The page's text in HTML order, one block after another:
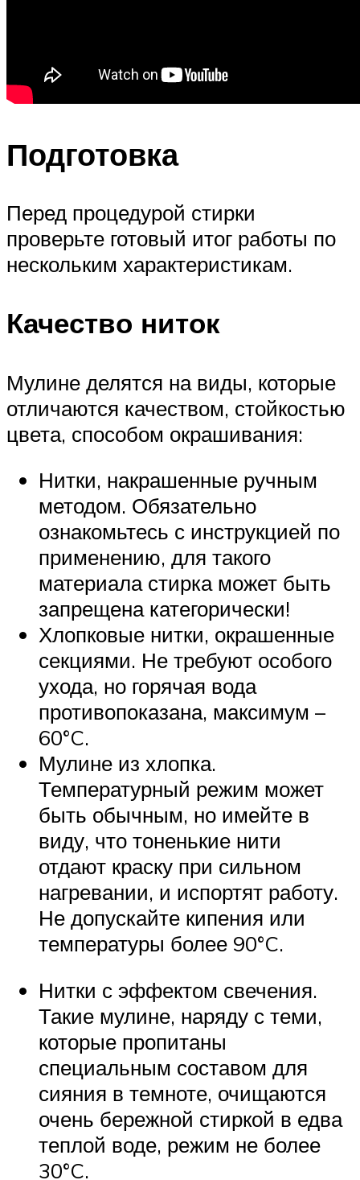
Подготовка
Перед процедурой стирки
проверьте готовый итог работы по
нескольким характеристикам.
Качество ниток
Мулине делятся на виды, которые
отличаются качеством, стойкостью
цвета, способом окрашивания:
Нитки, накрашенные ручным
методом. Обязательно
ознакомьтесь с инструкцией по
применению, для такого
материала стирка может быть
запрещена категорически!
Хлопковые нитки, окрашенные
секциями. Не требуют особого
ухода, но горячая вода
противопоказана, максимум –
60°C.
Мулине из хлопка.
Температурный режим может
быть обычным, но имейте в
виду, что тоненькие нити
отдают краску при сильном
нагревании, и испортят работу.
Не допускайте кипения или
температуры более 90°C.
Нитки с эффектом свечения.
Такие мулине, наряду с теми,
которые пропитаны
специальным составом для
сияния в темноте, очищаются
очень бережной стиркой в едва
теплой воде, режим не более
30°C.